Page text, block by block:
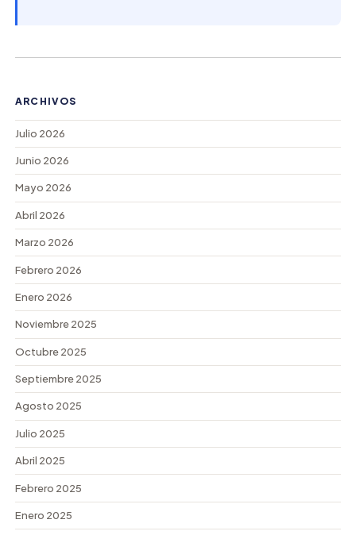
ARCHIVOS
Julio 2026
Junio 2026
Mayo 2026
Abril 2026
Marzo 2026
Febrero 2026
Enero 2026
Noviembre 2025
Octubre 2025
Septiembre 2025
Agosto 2025
Julio 2025
Abril 2025
Febrero 2025
Enero 2025